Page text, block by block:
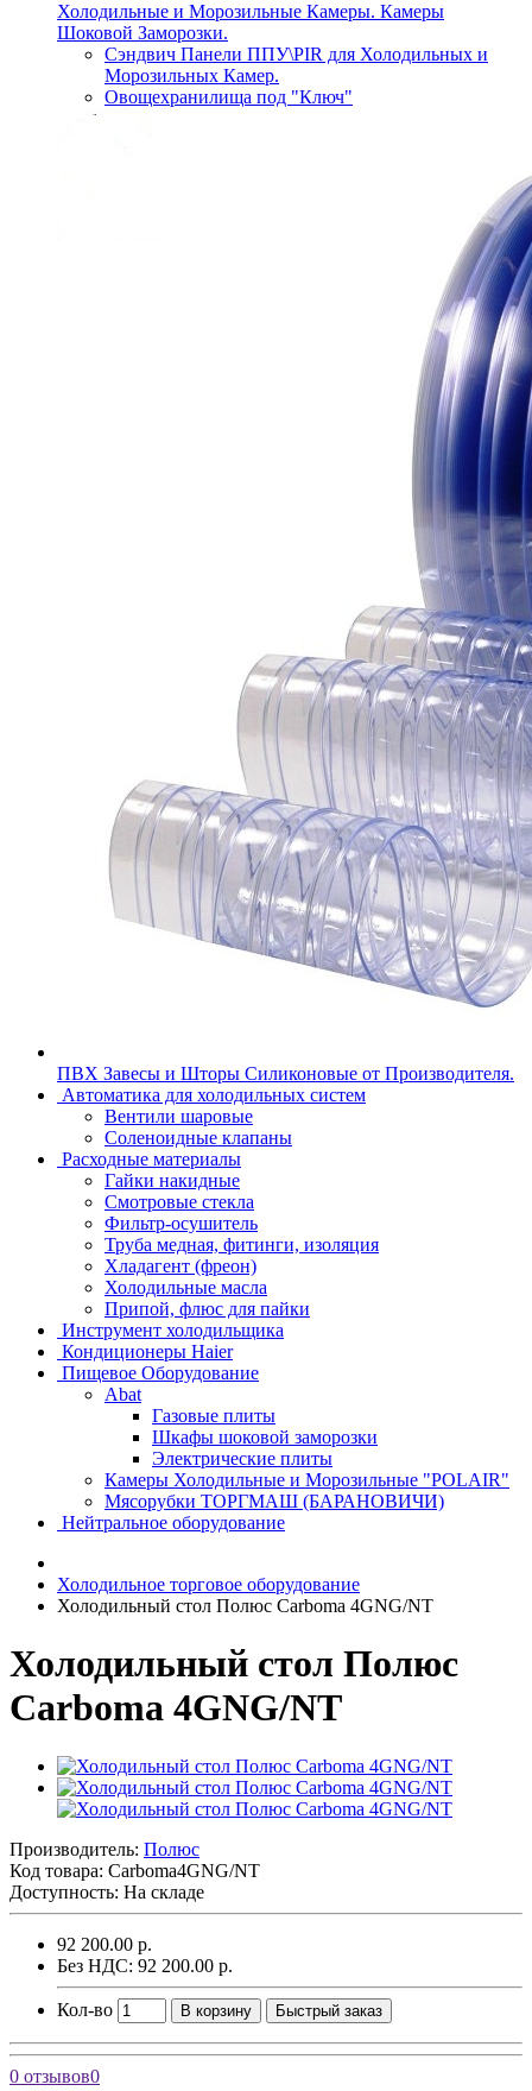
Холодильные и Морозильные Камеры. Камеры
Шоковой Заморозки.
Сэндвич Панели ППУ\PIR для Холодильных и
Морозильных Камер.
Овощехранилища под "Ключ"
ПВХ Завесы и Шторы Силиконовые от Производителя.
Автоматика для холодильных систем
Вентили шаровые
Соленоидные клапаны
Расходные материалы
Гайки накидные
Смотровые стекла
Фильтр-осушитель
Труба медная, фитинги, изоляция
Хладагент (фреон)
Холодильные масла
Припой, флюс для пайки
Инструмент холодильщика
Кондиционеры Haier
Пищевое Оборудование
Abat
Газовые плиты
Шкафы шоковой заморозки
Электрические плиты
Камеры Холодильные и Морозильные "POLAIR"
Мясорубки ТОРГМАШ (БАРАНОВИЧИ)
Нейтральное оборудование
Холодильное торговое оборудование
Холодильный стол Полюс Carboma 4GNG/NT
Холодильный стол Полюс
Carboma 4GNG/NT
Производитель: Полюс
Код товара: Carboma4GNG/NT
Доступность: На складе
92 200.00 р.
Без НДС: 92 200.00 р.
Кол-во В корзину Быстрый заказ
0 отзывов0